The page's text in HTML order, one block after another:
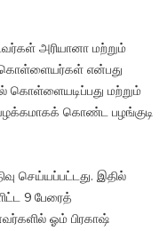
அரியானா மற்றும்
கொள்ளையர்கள் என்பது
கொள்ளையடிப்பது மற்றும்
கொண்ட பழங்குடி
செய்யப்பட்டது. இதில்
9 பேரைத்
ஓம் பிரகாஷ்